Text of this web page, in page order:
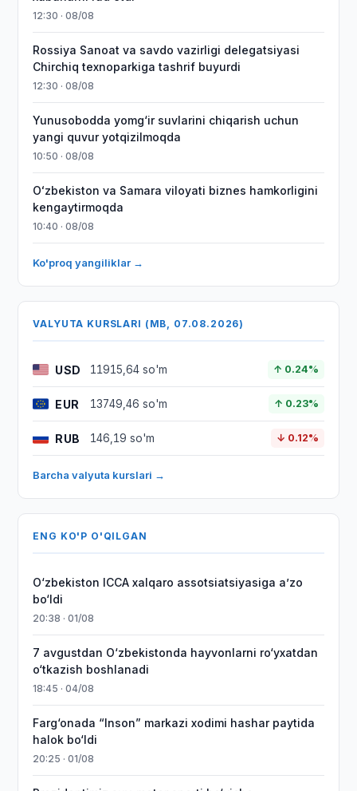
12:30 · 08/08
Rossiya Sanoat va savdo vazirligi delegatsiyasi
Chirchiq texnoparkiga tashrif buyurdi
12:30 · 08/08
Yunusobodda yomg‘ir suvlarini chiqarish uchun
yangi quvur yotqizilmoqda
10:50 · 08/08
Oʻzbekiston va Samara viloyati biznes hamkorligini
kengaytirmoqda
10:40 · 08/08
Ko'proq yangiliklar →
VALYUTA KURSLARI (MB, 07.08.2026)
USD 11915,64 so'm ↑ 0.24%
EUR 13749,46 so'm ↑ 0.23%
RUB 146,19 so'm ↓ 0.12%
Barcha valyuta kurslari →
ENG KO'P O'QILGAN
O‘zbekiston ICCA xalqaro assotsiatsiyasiga aʼzo
bo‘ldi
20:38 · 01/08
7 avgustdan O‘zbekistonda hayvonlarni ro‘yxatdan
o‘tkazish boshlanadi
18:45 · 04/08
Farg‘onada “Inson” markazi xodimi hashar paytida
halok bo‘ldi
20:25 · 01/08